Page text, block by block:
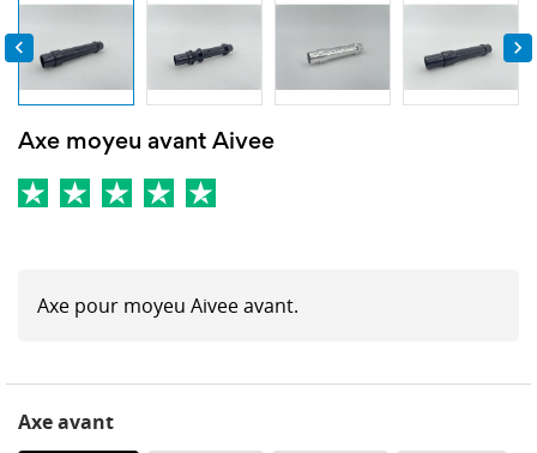
 
Axe moyeu avant Aivee
Axe pour moyeu Aivee avant.
Axe avant